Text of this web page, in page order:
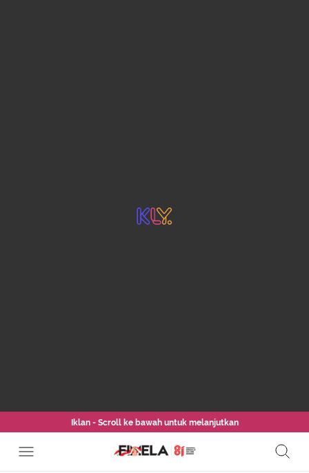
Iklan - Scroll ke bawah untuk melanjutkan